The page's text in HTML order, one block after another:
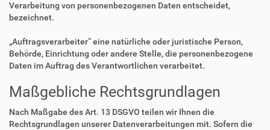
Verarbeitung von personenbezogenen Daten entscheidet,
bezeichnet.
„Auftragsverarbeiter“ eine natürliche oder juristische Person,
Behörde, Einrichtung oder andere Stelle, die personenbezogene
Daten im Auftrag des Verantwortlichen verarbeitet.
Maßgebliche Rechtsgrundlagen
Nach Maßgabe des Art. 13 DSGVO teilen wir Ihnen die
Rechtsgrundlagen unserer Datenverarbeitungen mit. Sofern die